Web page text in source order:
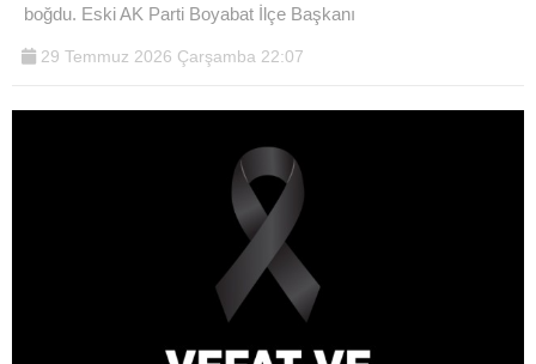
boğdu. Eski AK Parti Boyabat İlçe Başkanı
29 Temmuz 2026 Çarşamba 22:07